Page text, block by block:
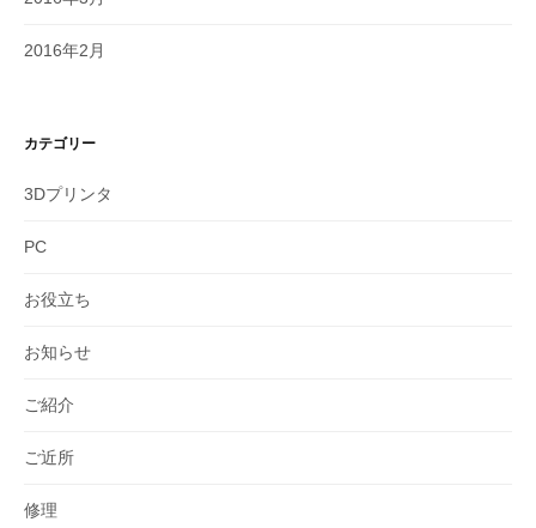
2016年2月
カテゴリー
3Dプリンタ
PC
お役立ち
お知らせ
ご紹介
ご近所
修理